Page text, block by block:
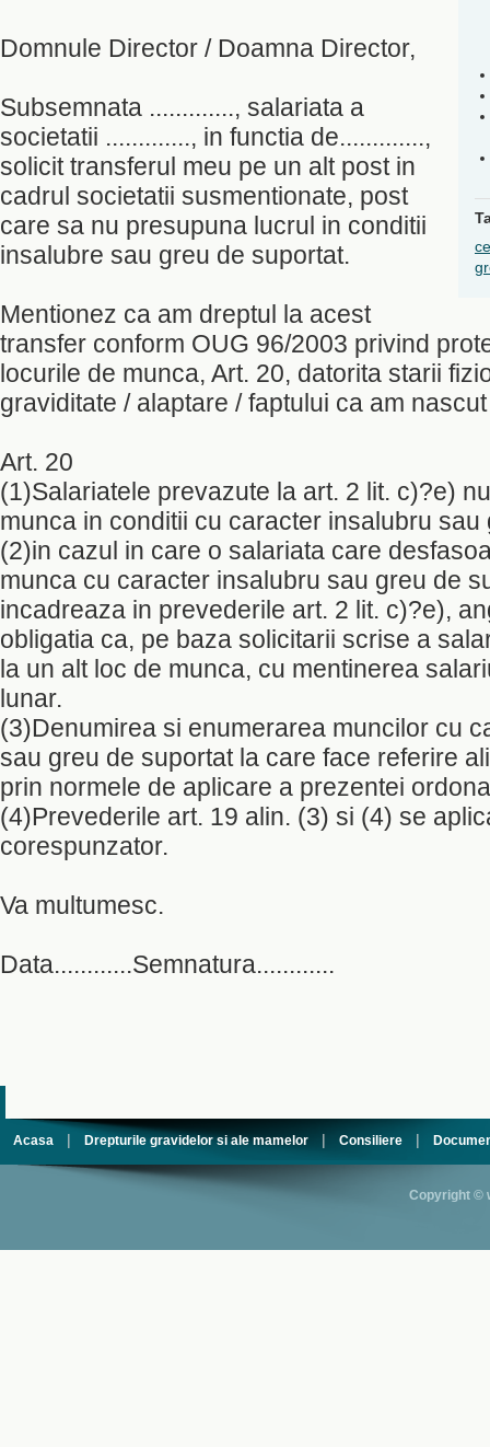
Domnule Director / Doamna Director,
Subsemnata ............., salariata a
societatii ............., in functia de.............,
solicit transferul meu pe un alt post in
cadrul societatii susmentionate, post
care sa nu presupuna lucrul in conditii
insalubre sau greu de suportat.
Mentionez ca am dreptul la acest
transfer conform OUG 96/2003 privind
locurile de munca, Art. 20, datorita starii
graviditate / alaptare / faptului ca am
Art. 20
(1)Salariatele prevazute la art. 2 lit. c)?e)
munca in conditii cu caracter insalubru sau
(2)in cazul in care o salariata care
munca cu caracter insalubru sau greu de
incadreaza in prevederile art. 2 lit. c)?e),
obligatia ca, pe baza solicitarii scrise a
la un alt loc de munca, cu mentinerea
lunar.
(3)Denumirea si enumerarea muncilor cu
sau greu de suportat la care face referire
prin normele de aplicare a prezentei
(4)Prevederile art. 19 alin. (3) si (4) se
corespunzator.
Va multumesc.
Data............Semnatura............
Acasa |Drepturile gravidelor si ale mamelor |Consiliere |
Copyright ©